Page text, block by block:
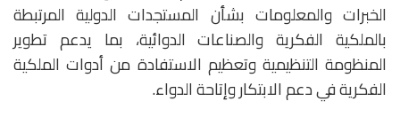
الخبرات والمعلومات بشأن المستجدات الدولية المرتبطة
بالملكية الفكرية والصناعات الدوائية، بما يدعم تطوير
المنظومة التنظيمية وتعظيم الاستفادة من أدوات الملكية
الفكرية في دعم الابتكار وإتاحة الدواء.